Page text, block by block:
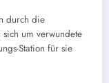
durch die
um verwundete
Station für sie